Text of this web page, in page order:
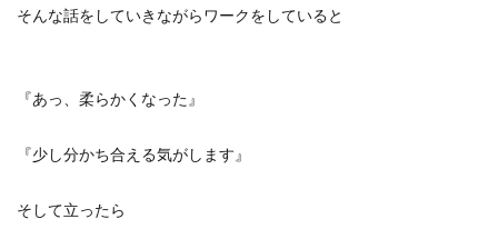
そんな話をしていきながらワークをしていると
『あっ、柔らかくなった』
『少し分かち合える気がします』
そして立ったら